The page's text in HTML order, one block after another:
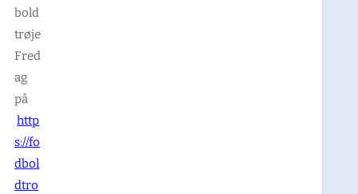
bold
trøje
Fred
ag
på
http
s://fo
dbol
dtro